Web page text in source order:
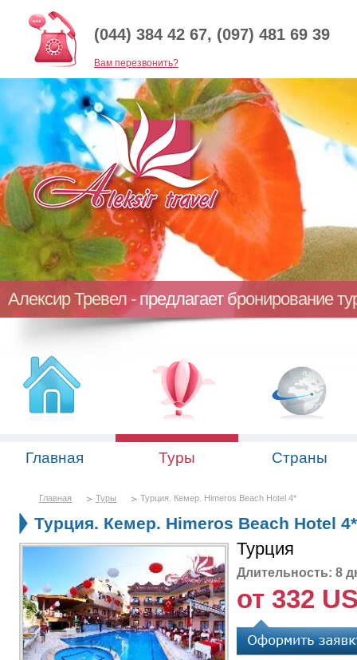
(044) 384 42 67, (097) 481 69 39
Baм перезвонить?
Алексир Тревел - предлагает бронирование
Главная Туры Страны
Главная Туры Турция. Кемер. Himeros Beach Hotel 4*
Турция. Кемер. Himeros Beach Hotel 4*
Турция
Длительность: 8
от 332